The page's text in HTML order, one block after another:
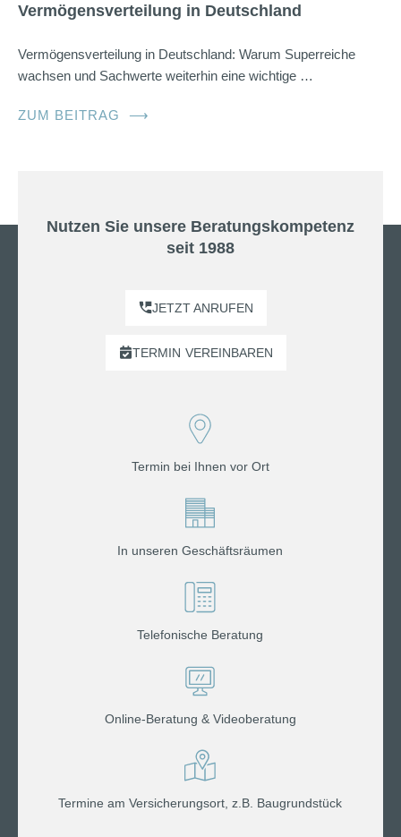
Vermögensverteilung in Deutschland
Vermögensverteilung in Deutschland: Warum Superreiche
wachsen und Sachwerte weiterhin eine wichtige …
ZUM BEITRAG ⟶
Nutzen Sie unsere Beratungskompetenz
seit 1988
JETZT ANRUFEN
TERMIN VEREINBAREN
Termin bei Ihnen vor Ort
In unseren Geschäftsräumen
Telefonische Beratung
Online-Beratung & Videoberatung
Termine am Versicherungsort, z.B. Baugrundstück